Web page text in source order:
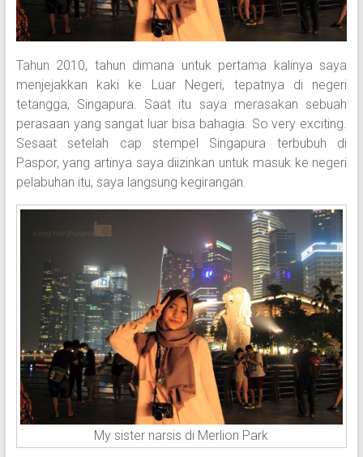
Tahun 2010, tahun dimana untuk pertama kalinya saya
menjejakkan kaki ke Luar Negeri, tepatnya di negeri
tetangga, Singapura. Saat itu saya merasakan sebuah
perasaan yang sangat luar bisa bahagia. So very exciting.
Sesaat setelah cap stempel Singapura terbubuh di
Paspor, yang artinya saya diizinkan untuk masuk ke negeri
pelabuhan itu, saya langsung kegirangan.
My sister narsis di Merlion Park